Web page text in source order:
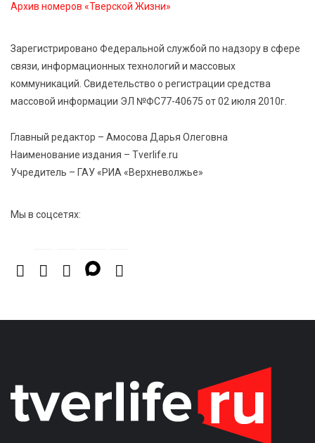
Виталий Королев рассказал о доступном спорте
8 Авг 2026 09:18 379
«Эстафету чемпионов» провели на площади
Оленинского Дома культуры
Архив номеров «Тверской Жизни»
Зарегистрировано Федеральной службой по надзору в сфере
связи, информационных технологий и массовых
коммуникаций. Свидетельство о регистрации средства
массовой информации ЭЛ №ФС77-40675 от 02 июля 2010г.
Главный редактор – Амосова Дарья Олеговна
Наименование издания – Tverlife.ru
Учредитель – ГАУ «РИА «Верхневолжье»
Мы в соцсетях: